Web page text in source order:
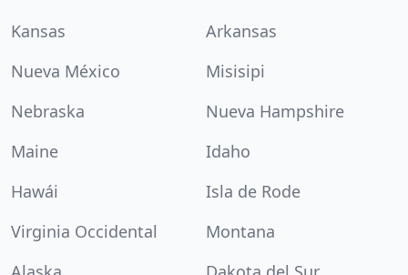
Kansas
Arkansas
Nueva México
Misisipi
Nebraska
Nueva Hampshire
Maine
Idaho
Hawái
Isla de Rode
Virginia Occidental
Montana